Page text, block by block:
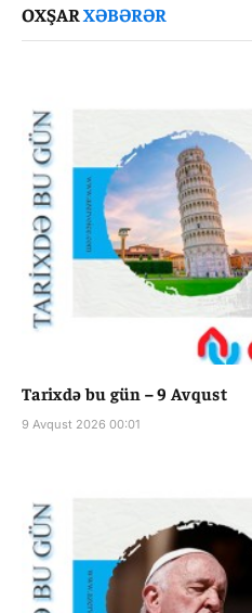
OXŞARXƏBƏRƏR
Tarixdə bu gün – 9 Avqust
9 Avqust 2026 00:01